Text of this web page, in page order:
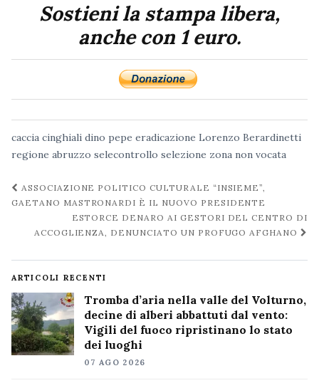
Sostieni la stampa libera,
anche con 1 euro.
caccia cinghiali dino pepe eradicazione Lorenzo Berardinetti
regione abruzzo selecontrollo selezione zona non vocata
Navigazione
post
ASSOCIAZIONE POLITICO CULTURALE “INSIEME”,
GAETANO MASTRONARDI È IL NUOVO PRESIDENTE
ESTORCE DENARO AI GESTORI DEL CENTRO DI
ACCOGLIENZA, DENUNCIATO UN PROFUGO AFGHANO
ARTICOLI RECENTI
Tromba d’aria nella valle del Volturno,
decine di alberi abbattuti dal vento:
Vigili del fuoco ripristinano lo stato
dei luoghi
07 AGO 2026